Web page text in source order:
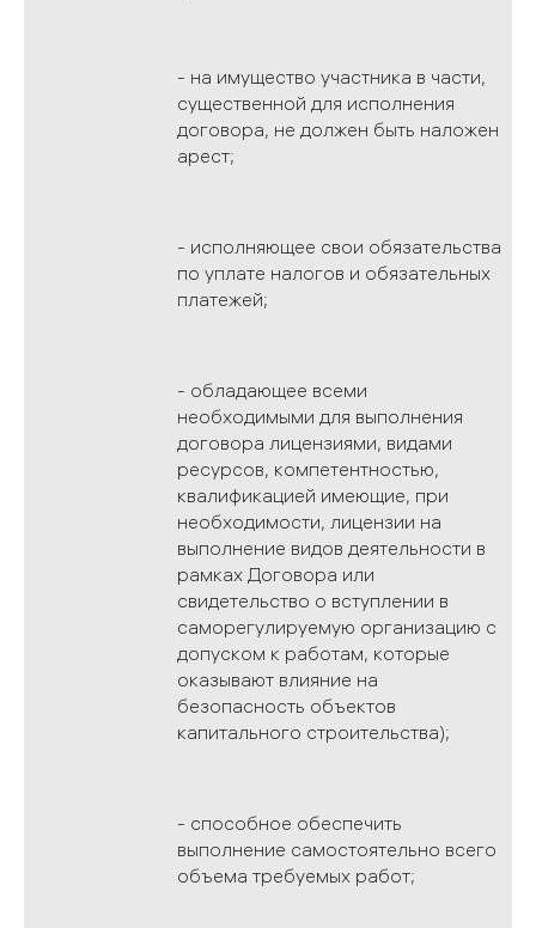
- на имущество участника в части,
существенной для исполнения
договора, не должен быть наложен
арест;
- исполняющее свои обязательства
по уплате налогов и обязательных
платежей;
- обладающее всеми
необходимыми для выполнения
договора лицензиями, видами
ресурсов, компетентностью,
квалификацией имеющие, при
необходимости, лицензии на
выполнение видов деятельности в
рамках Договора или
свидетельство о вступлении в
саморегулируемую организацию с
допуском к работам, которые
оказывают влияние на
безопасность объектов
капитального строительства);
- способное обеспечить
выполнение самостоятельно всего
объема требуемых работ;